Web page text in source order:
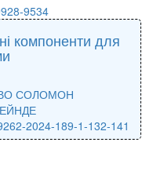
9534
компоненти для
СОЛОМОН
2024-189-1-132-141